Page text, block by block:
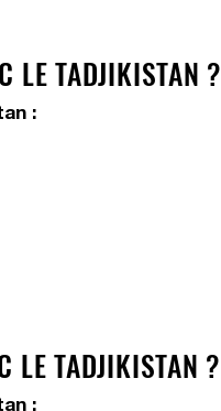
LE TADJIKISTAN ?
:
LE TADJIKISTAN ?
: